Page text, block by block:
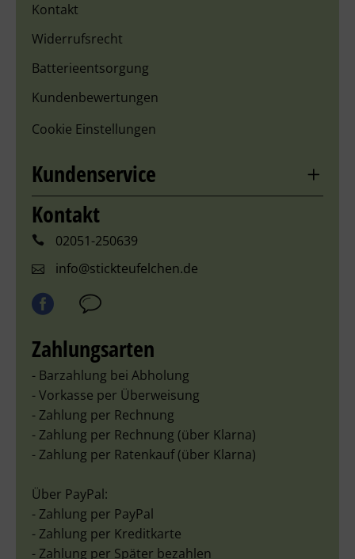
Kontakt
Widerrufsrecht
Batterieentsorgung
Kundenbewertungen
Cookie Einstellungen
Kundenservice
Kontakt
02051-250639
info@stickteufelchen.de
Zahlungsarten
- Barzahlung bei Abholung
- Vorkasse per Überweisung
- Zahlung per Rechnung
- Zahlung per Rechnung (über Klarna)
- Zahlung per Ratenkauf (über Klarna)
Über PayPal:
- Zahlung per PayPal
- Zahlung per Kreditkarte
- Zahlung per Später bezahlen